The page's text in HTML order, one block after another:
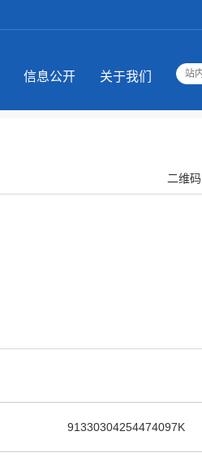
信息公开 关于我们
二维码
91330304254474097K